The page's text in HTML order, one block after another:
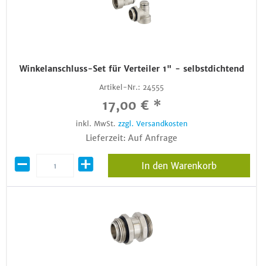
Winkelanschluss-Set für Verteiler 1" - selbstdichtend
Artikel-Nr.: 24555
17,00 € *
inkl. MwSt. zzgl. Versandkosten
Lieferzeit: Auf Anfrage
In den Warenkorb